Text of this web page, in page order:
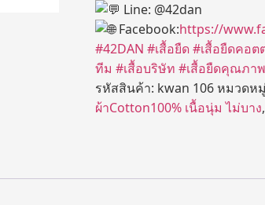
Line: @42dan
Facebook:https://
#42DAN #เสื้อยืด#เสื้อยืดคอต
ทีม #เสื้อบริษัท #เสื้อยืดคุณภา
รหัสสินค้า: kwan 106หมวดห
ผ้าCotton100% เนื้อนุ่ม ไม่บาง,